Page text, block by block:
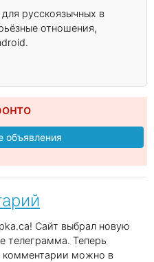
русскоязычных в
отношения,
объявления
Сайт выбрал новую
телеграмма. Теперь
комментарии можно в